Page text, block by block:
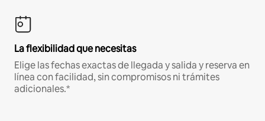
La flexibilidad que necesitas
Elige las fechas exactas de llegada y salida y reserva en
línea con facilidad, sin compromisos ni trámites
adicionales.*